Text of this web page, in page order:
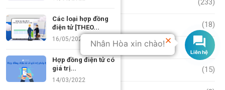
Crypto (18)
(20)
Email (15)
Các loại hợp đồng
điện tử [THEO...
16/05/2022
Hợp đồng điện tử có
giá trị...
14/03/2022
Nhân Hòa xin chào!